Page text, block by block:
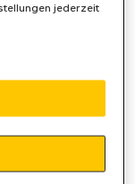
occurred while
jederzeit